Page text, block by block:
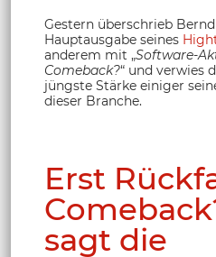
Gestern überschrieb
Hauptausgabe seines
anderem mit „Software-
Comeback?“ und verwies
jüngste Stärke einiger
dieser Branche.
Erst
sagt die